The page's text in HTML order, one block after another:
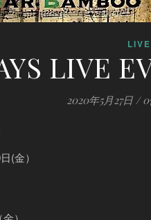
LIVE
LIVE
2020年5月27日 /
(金）